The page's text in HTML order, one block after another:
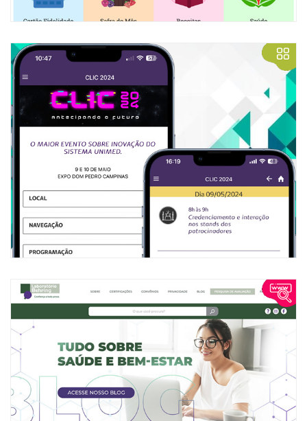
Evento Clic
Aplicativo desenvolvimento exclusivamente para o maior
evento sobre inovação do sistema Unimed.
VISITAR
Laboratório Behring
Desevolvimento criativo, programação atualizada e integrada a
exames e resultados on-line.